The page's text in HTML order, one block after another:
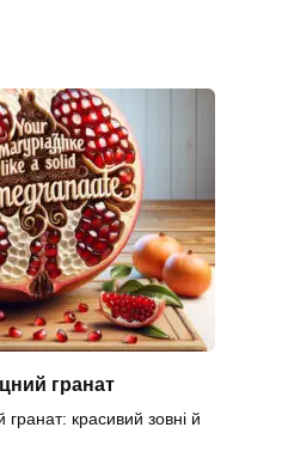
гранат
красивий зовні й